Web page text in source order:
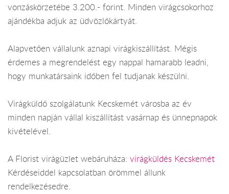
vonzáskörzetébe 3.200.- forint. Minden virágcsokorhoz
ajándékba adjuk az üdvözlőkártyát.
Alapvetően vállalunk aznapi virágkiszállítást. Mégis
érdemes a megrendelést egy nappal hamarabb leadni,
hogy munkatársaink időben fel tudjanak készülni.
Virágküldő szolgálatunk Kecskemét városba az év
minden napján vállal kiszállítást vasárnap és ünnepnapok
kivételével.
A Florist virágüzlet webáruháza: virágküldés Kecskemét
Kérdéseiddel kapcsolatban örömmel állunk
rendelkezésedre.